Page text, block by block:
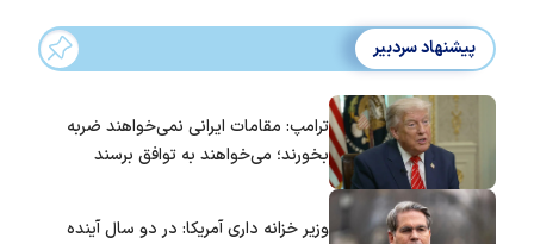
پیشنهاد سردبیر
ترامپ: مقامات ایرانی نمی‌خواهند ضربه
بخورند؛ می‌خواهند به توافق برسند
وزیر خزانه داری آمریکا: در دو سال آینده